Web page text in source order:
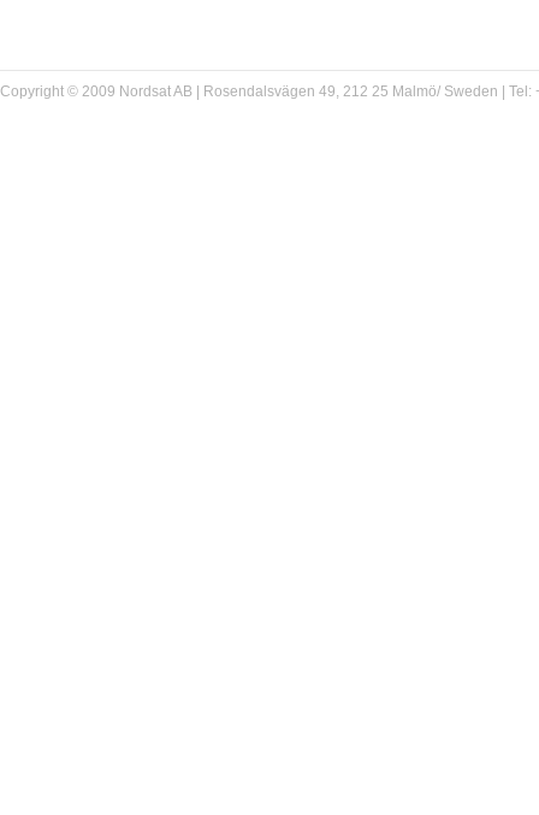
Copyright © 2009 Nordsat AB | Rosendalsvägen 49, 212 25 Malmö/ Sweden |